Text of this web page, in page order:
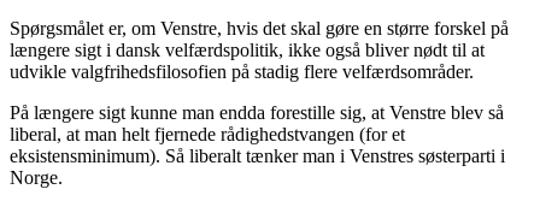
Spørgsmålet er, om Venstre, hvis det skal gøre en større forskel på
længere sigt i dansk velfærdspolitik, ikke også bliver nødt til at
udvikle valgfrihedsfilosofien på stadig flere velfærdsområder.
På længere sigt kunne man endda forestille sig, at Venstre blev så
liberal, at man helt fjernede rådighedstvangen (for et
eksistensminimum). Så liberalt tænker man i Venstres søsterparti i
Norge.